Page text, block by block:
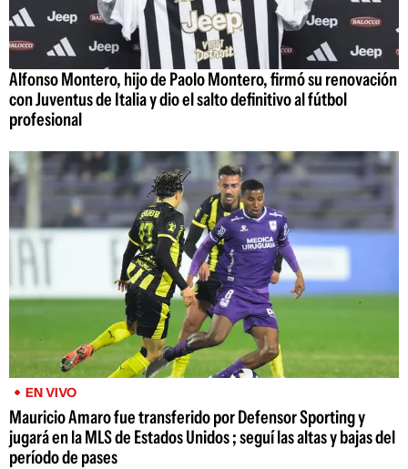
Alfonso Montero, hijo de Paolo Montero, firmó su renovación
con Juventus de Italia y dio el salto definitivo al fútbol
profesional
EN VIVO
Mauricio Amaro fue transferido por Defensor Sporting y
jugará en la MLS de Estados Unidos ; seguí las altas y bajas del
período de pases